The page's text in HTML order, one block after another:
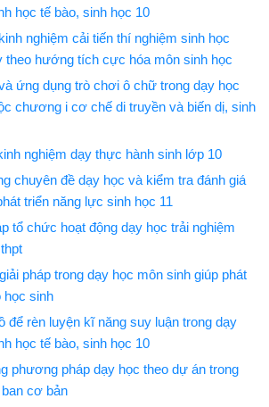
học tế bào, sinh học 10
nghiệm cải tiến thí nghiệm sinh học
theo hướng tích cực hóa môn sinh học
ứng dụng trò chơi ô chữ trong dạy học
chương i cơ chế di truyền và biến dị, sinh
nghiệm dạy thực hành sinh lớp 10
chuyên đề dạy học và kiểm tra đánh giá
triển năng lực sinh học 11
tổ chức hoạt động dạy học trải nghiệm
pháp trong dạy học môn sinh giúp phát
học sinh
để rèn luyện kĩ năng suy luận trong dạy
học tế bào, sinh học 10
phương pháp dạy học theo dự án trong
cơ bản